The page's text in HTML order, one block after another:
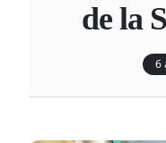
de la
6